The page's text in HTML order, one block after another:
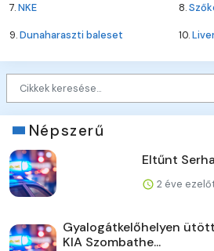
7.NKE 8.
9.Dunaharaszti baleset 10.
Népszerű
Eltűnt
2 éve
Gyalogátkelőhelyen
KIA Szombathe...